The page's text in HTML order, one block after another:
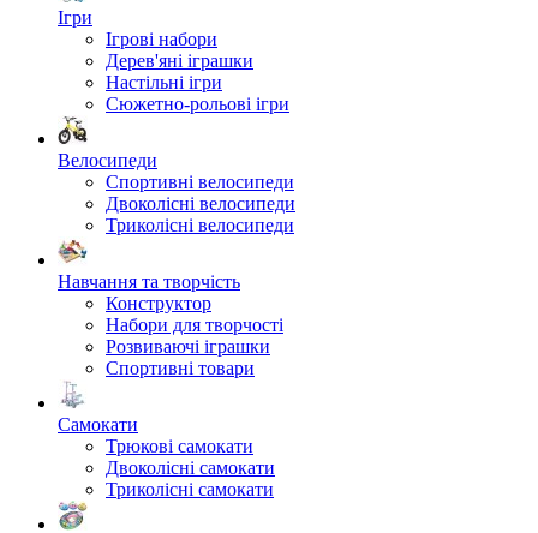
Ігри
Ігрові набори
Дерев'яні іграшки
Настільні ігри
Сюжетно-рольові ігри
Велосипеди
Спортивні велосипеди
Двоколісні велосипеди
Триколісні велосипеди
Навчання та творчість
Конструктор
Набори для творчості
Розвиваючі іграшки
Спортивні товари
Самокати
Трюкові самокати
Двоколісні самокати
Триколісні самокати